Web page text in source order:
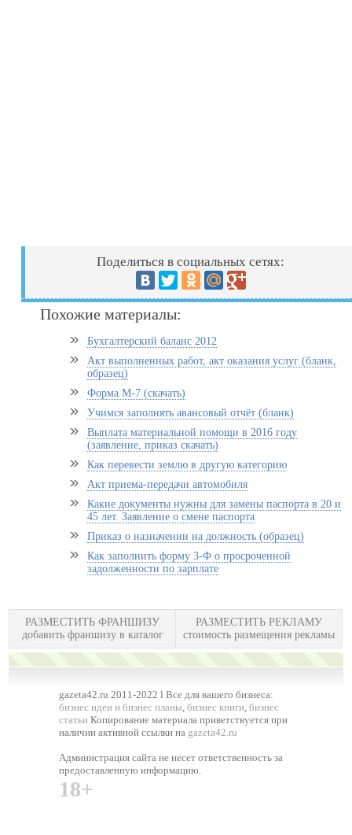
Поделиться в социальных сетях:
Похожие материалы:
Бухгалтерский баланс 2012
Акт выполненных работ, акт оказания услуг (бланк,
образец)
Форма М-7 (скачать)
Учимся заполнять авансовый отчёт (бланк)
Выплата материальной помощи в 2016 году
(заявление, приказ скачать)
Как перевести землю в другую категорию
Акт приема-передачи автомобиля
Какие документы нужны для замены паспорта в 20 и
45 лет. Заявление о смене паспорта
Приказ о назначении на должность (образец)
Как заполнить форму 3-Ф о просроченной
задолженности по зарплате
РАЗМЕСТИТЬ ФРАНШИЗУ
добавить франшизу в каталог
РАЗМЕСТИТЬ РЕКЛАМУ
стоимость размещения рекламы
gazeta42.ru 2011-2022 l Все для вашего бизнеса:
бизнес идеи и бизнес планы,бизнес книги,бизнес
статьи Копирование материала приветствуется при
наличии активной ссылки на gazeta42.ru
Администрация сайта не несет ответственность за
предоставленную информацию.
18+